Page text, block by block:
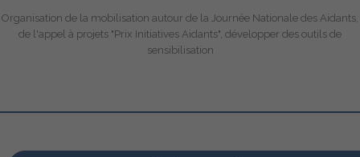
Organisation de la mobilisation autour de la Journée Nationale des Aidants,
de l'appel à projets "Prix Initiatives Aidants", développer des outils de
sensibilisation